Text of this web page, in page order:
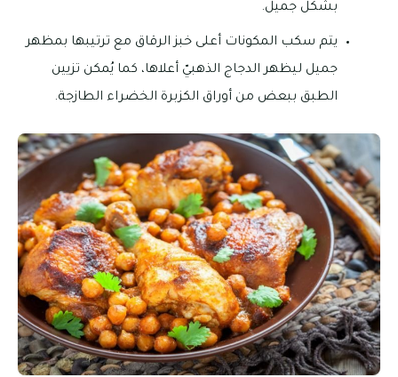
بشكل جميل.
يتم سكب المكونات أعلى خبز الرقاق مع ترتيبها بمظهر
جميل ليظهر الدجاج الذهبيّ أعلاها، كما يُمكن تزيين
الطبق ببعض من أوراق الكزبرة الخضراء الطازجة.